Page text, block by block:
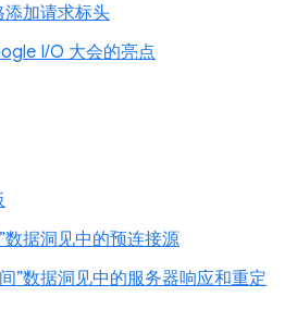
添加请求标头
I/O 大会的亮点
数据洞见中的预连接源
”数据洞见中的服务器响应和重定